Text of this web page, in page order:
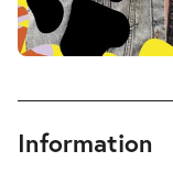
Fr.
Information